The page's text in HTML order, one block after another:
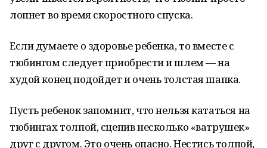
лопнет во время скоростного спуска.
Если думаете о здоровье ребенка, то вместе с
тюбингом следует приобрести и шлем — на
худой конец подойдет и очень толстая шапка.
Пусть ребенок запомнит, что нельзя кататься на
тюбингах толпой, сцепив несколько «ватрушек»
друг с другом. Это очень опасно. Нестись толпой,